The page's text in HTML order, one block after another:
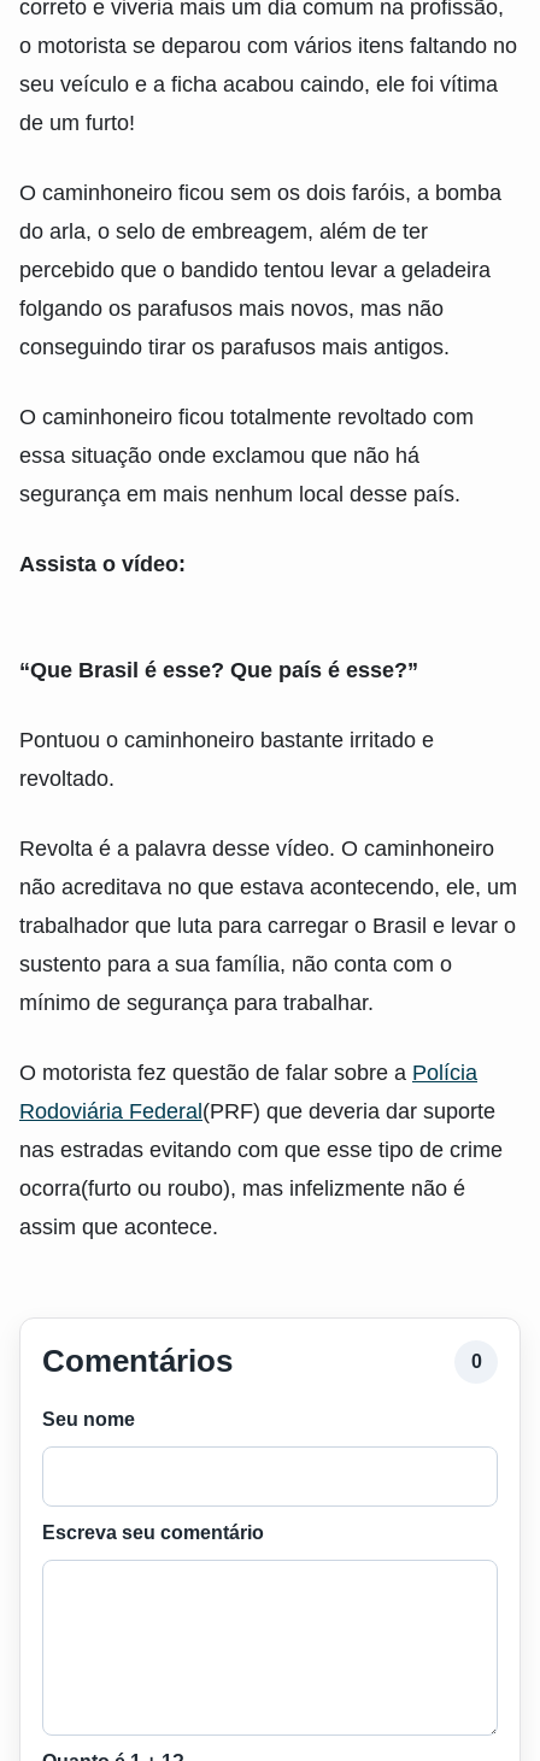
correto e viveria mais um dia comum na profissão,
o motorista se deparou com vários itens faltando no
seu veículo e a ficha acabou caindo, ele foi vítima
de um furto!
O caminhoneiro ficou sem os dois faróis, a bomba
do arla, o selo de embreagem, além de ter
percebido que o bandido tentou levar a geladeira
folgando os parafusos mais novos, mas não
conseguindo tirar os parafusos mais antigos.
O caminhoneiro ficou totalmente revoltado com
essa situação onde exclamou que não há
segurança em mais nenhum local desse país.
Assista o vídeo:
“Que Brasil é esse? Que país é esse?”
Pontuou o caminhoneiro bastante irritado e
revoltado.
Revolta é a palavra desse vídeo. O caminhoneiro
não acreditava no que estava acontecendo, ele, um
trabalhador que luta para carregar o Brasil e levar o
sustento para a sua família, não conta com o
mínimo de segurança para trabalhar.
O motorista fez questão de falar sobre a Polícia
Rodoviária Federal (PRF) que deveria dar suporte
nas estradas evitando com que esse tipo de crime
ocorra(furto ou roubo), mas infelizmente não é
assim que acontece.
Comentários 0
Seu nome
Escreva seu comentário